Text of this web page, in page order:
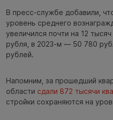
В пресс-службе добавили,
уровень среднего
увеличился почти на 12
рубля, в 2023-м — 50 780
рублей.
Напомним, за прошедший
области сдали 872 тысячи
стройки сохраняются на